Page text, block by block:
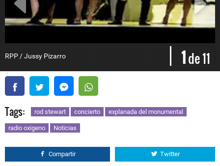
RPP / Jussy Pizarro 1de 11
Tags: rod stewart concierto explanada del monumental
radio oxigeno Noticias
Compartir Twitter